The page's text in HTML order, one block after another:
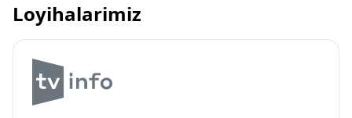
Loyihalarimiz